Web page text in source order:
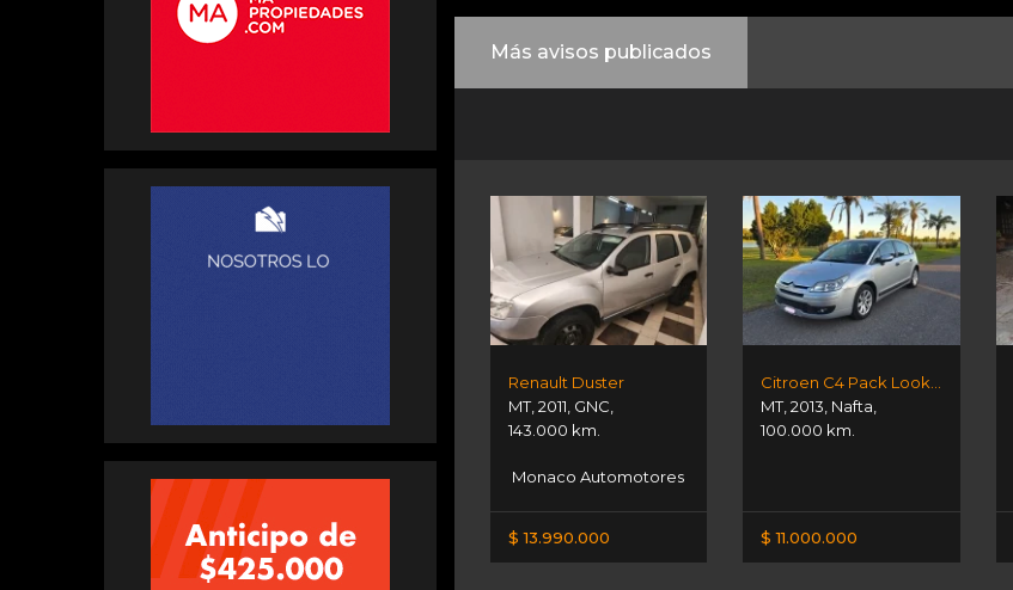
Más avisos publicados
Renault Duster
MT, 2011 GNC
143.000 km.
Monaco Automotores
$ 13.990.000
MT,2013 Nafta
100.000 km.
$ 11.000.000